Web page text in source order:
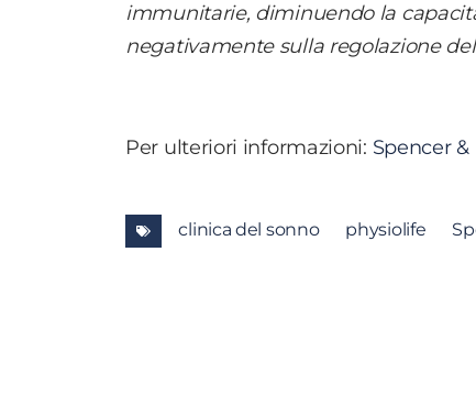
immunitarie, diminuendo la
negativamente sulla regolazione
Per ulteriori informazioni: Spencer
clinica del sonno physiolife